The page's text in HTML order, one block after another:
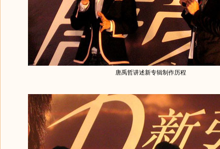
唐禹哲讲述新专辑制作历程